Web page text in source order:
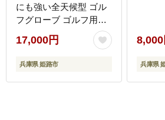
にも強い全天候型 ゴル
フグローブ ゴルフ用グ
ローブ レディース メン
ズ 左手 革 手袋 名入れ
おすすめ ゴルフ用品 リ
庫 兵庫県 姫路 姫路市
17,000円
兵庫県 姫路市
8,000
兵庫県